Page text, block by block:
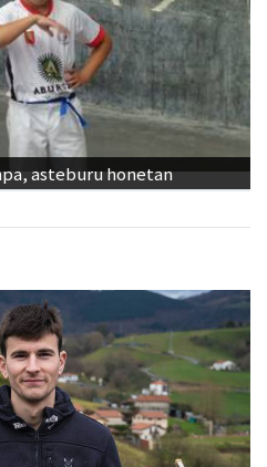
asteburu honetan